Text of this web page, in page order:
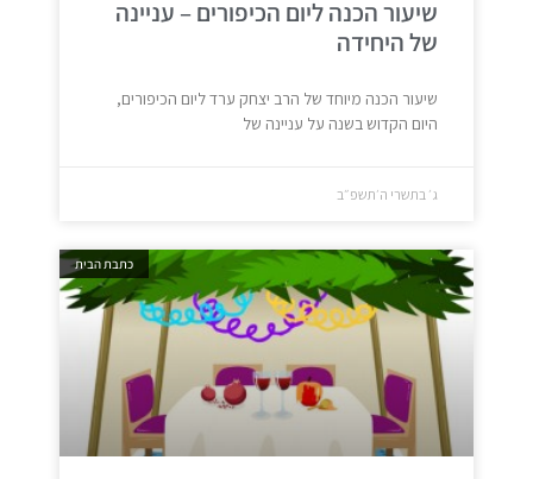
שיעור הכנה ליום הכיפורים – עניינה
של היחידה
שיעור הכנה מיוחד של הרב יצחק ערד ליום הכיפורים,
היום הקדוש בשנה על עניינה של
ג׳ בתשרי ה׳תשפ״ב
כתבת הבית